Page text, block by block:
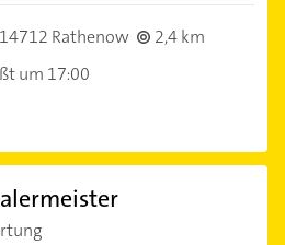
14712 Rathenow
2,4 km
um 17:00